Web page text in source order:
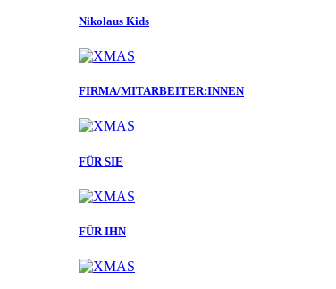
Nikolaus Kids
FIRMA/MITARBEITER:INNEN
FÜR SIE
FÜR IHN